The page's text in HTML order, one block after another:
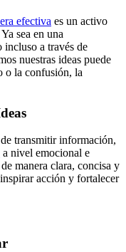
efectiva es un activo
sea en una
incluso a través de
nuestras ideas puede
o la confusión, la
transmitir información,
a nivel emocional e
manera clara, concisa y
acción y fortalecer